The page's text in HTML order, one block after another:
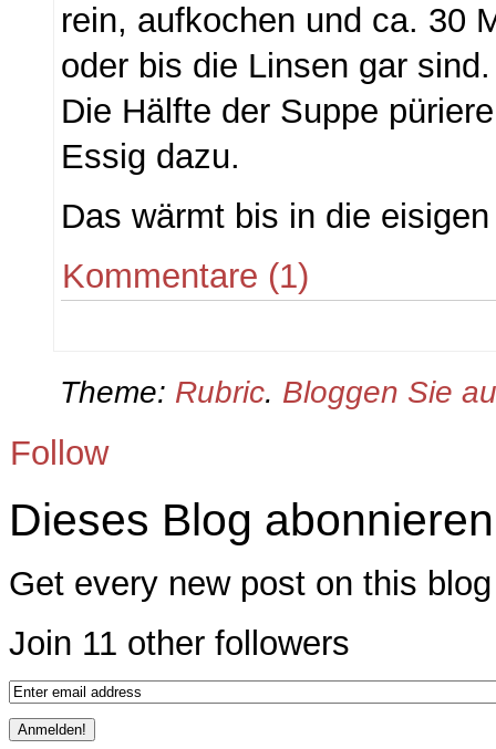
rein, aufkochen und ca. 30
oder bis die Linsen gar sind.
Die Hälfte der Suppe
Essig dazu.
Das wärmt bis in die
Kommentare (1)
Theme: Rubric. Bloggen Sie
Follow
Dieses Blog abonnieren
Get every new post on this
Join 11 other followers